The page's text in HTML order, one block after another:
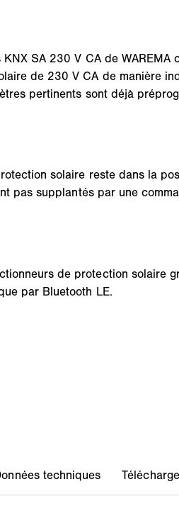
SA 230 V CA de WAREMA
de 230 V CA de manière
pertinents sont déjà
solaire reste dans la
pas supplantés par une
de protection solaire
par Bluetooth LE.